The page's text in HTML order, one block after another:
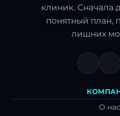
клиник. Сначала
понятный план,
лишних
О нас